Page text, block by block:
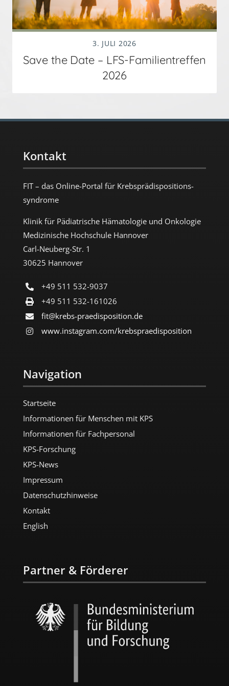
3. JULI 2026
Save the Date – LFS-Familientreffen
2026
Kontakt
FIT – das Online-Portal für Krebs­prädispositions­
syndrome
Klinik für Pädiatrische Hämatologie und Onkologie
Medizinische Hochschule Hannover
Carl-Neuberg-Str. 1
30625 Hannover
+49 511 532-9037
+49 511 532-161026
fit@krebs-praedisposition.de
www.instagram.com/​krebspraedisposition
Navigation
Startseite
Informationen für Menschen mit KPS
Informationen für Fachpersonal
KPS-Forschung
KPS-News
Impressum
Datenschutzhinweise
Kontakt
English
Partner & Förderer